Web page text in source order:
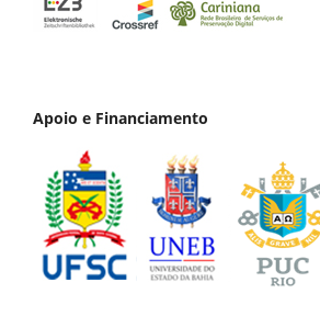
Apoio e Financiamento